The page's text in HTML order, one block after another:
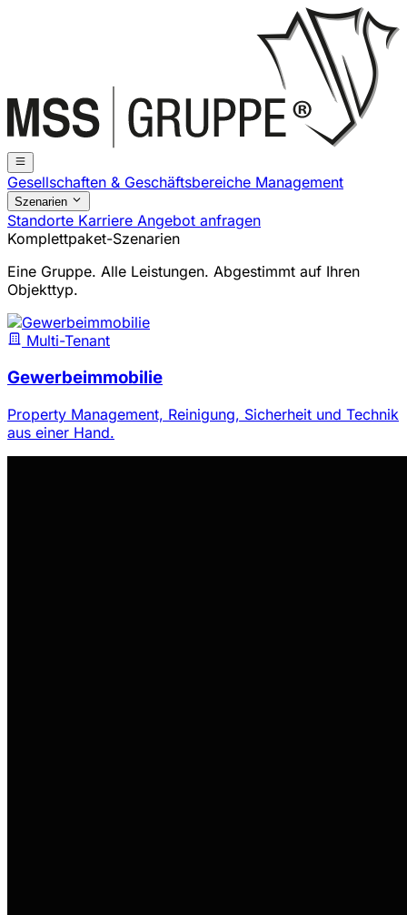
Gesellschaften & Geschäftsbereiche Management
Szenarien
Standorte Karriere Angebot anfragen
Komplettpaket-Szenarien
Eine Gruppe. Alle Leistungen. Abgestimmt auf Ihren
Objekttyp.
Multi-Tenant
Gewerbeimmobilie
Property Management, Reinigung, Sicherheit und Technik
aus einer Hand.